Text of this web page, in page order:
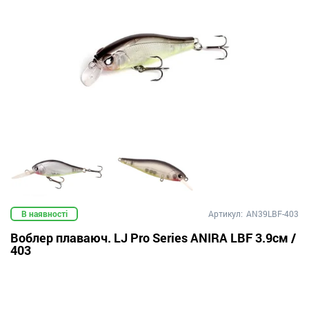
В наявності Артикул: AN39LBF-403
Воблер плаваюч. LJ Pro Series ANIRA LBF 3.9см /
403